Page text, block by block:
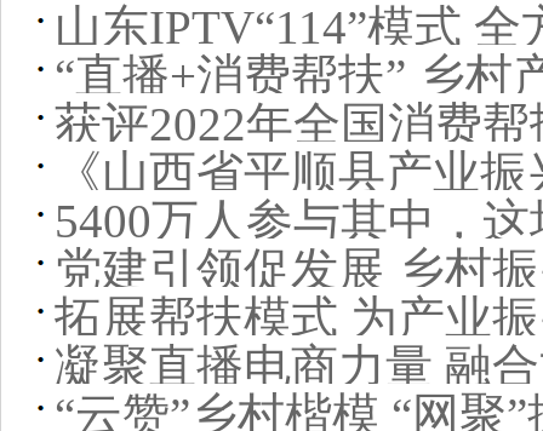
山东IPTV“114”模式
“直播+消费帮扶” 乡村
获评2022年全国消费
《山西省平顺县产业
例征集活动最佳减贫案
5400万人参与其中，
党建引领促发展 乡村
拓展帮扶模式 为产业
凝聚直播电商力量 融
“云赞”乡村楷模 “网聚